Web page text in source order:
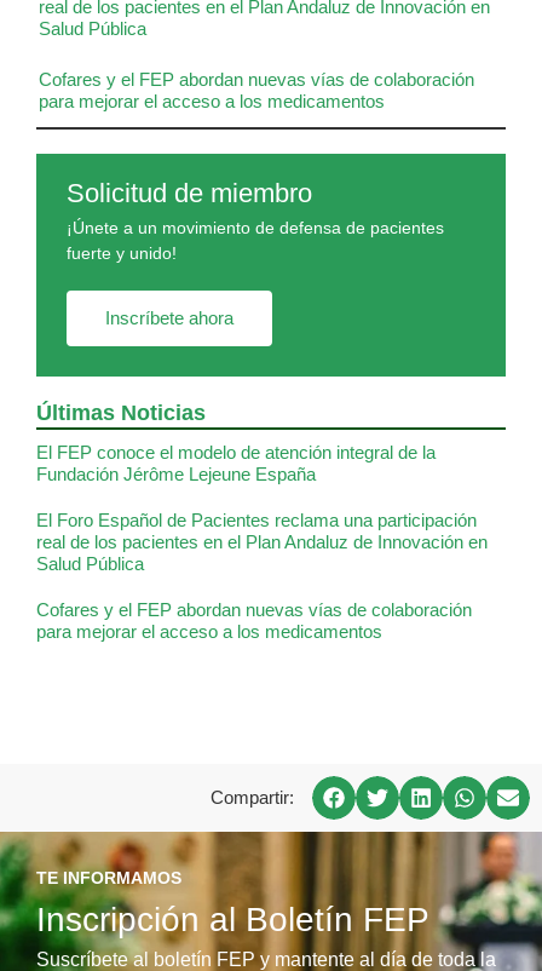
real de los pacientes en el Plan Andaluz de Innovación en
Salud Pública
Cofares y el FEP abordan nuevas vías de colaboración
para mejorar el acceso a los medicamentos
Solicitud de miembro
¡Únete a un movimiento de defensa de pacientes
fuerte y unido!
Inscríbete ahora
Últimas Noticias
El FEP conoce el modelo de atención integral de la
Fundación Jérôme Lejeune España
El Foro Español de Pacientes reclama una participación
real de los pacientes en el Plan Andaluz de Innovación en
Salud Pública
Cofares y el FEP abordan nuevas vías de colaboración
para mejorar el acceso a los medicamentos
Compartir:
TE INFORMAMOS
Inscripción al Boletín FEP
Suscríbete al boletín FEP y mantente al día de toda la